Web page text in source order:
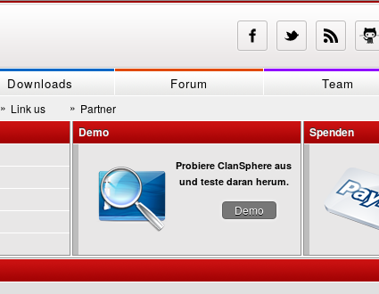
Downloads Forum Team
» Link us » Partner
Demo
Probiere ClanSphere aus
und teste daran herum.
Demo
Spenden